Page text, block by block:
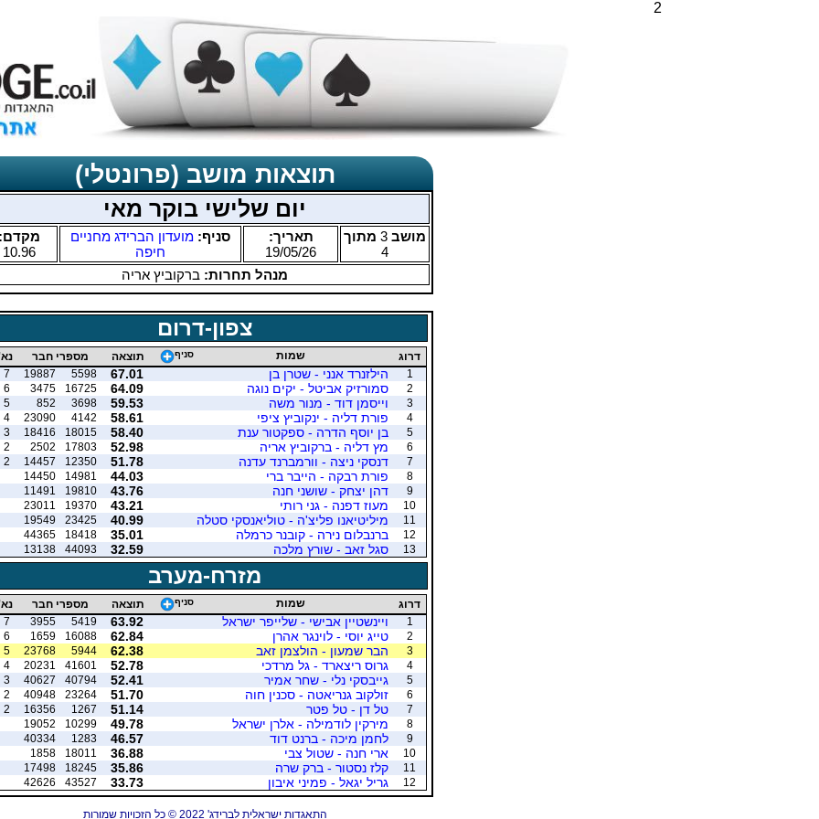
2
תוצאות מושב (פרונטלי)
יום שלישי בוקר מאי
מושב 3 מתוך
4
תאריך:
19/05/26
סניף: מועדון הברידג מחניים
חיפה
מקדם:
10.96
מנהל תחרות: ברקוביץ אריה
צפון-דרום
דרוג שמות סניף תוצאה מספרי חבר
1
הילזנרד אנני - שטרן בן 67.01
5598
19887
7
2
סמורזיק אביטל - יקים נוגה 64.09
16725
3475
6
3
וייסמן דוד - מנור משה 59.53
3698
852
5
4
פורת דליה - ינקוביץ ציפי 58.61
4142
23090
4
5
בן יוסף הדרה - ספקטור ענת 58.40
18015
18416
3
6
מץ דליה - ברקוביץ אריה 52.98
17803
2502
2
7
דנסקי ניצה - וורמברנד עדנה 51.78
12350
14457
2
8
פורת רבקה - הייבר ברי 44.03
14981
14450
9
דהן יצחק - שושני חנה 43.76
19810
11491
10
מעוז דפנה - גני רותי 43.21
19370
23011
11
מיליטיאנו פליצ'ה - טוליאנסקי סטלה 40.99
23425
19549
12
ברנבלום נירה - קובנר כרמלה 35.01
18418
44365
13
סגל זאב - שורץ מלכה 32.59
44093
13138
מזרח-מערב
דרוג שמות סניף תוצאה מספרי חבר
1
ויינשטיין אבישי - שלייפר ישראל 63.92
5419
3955
7
2
טייג יוסי - לוינגר אהרן 62.84
16088
1659
6
3
הבר שמעון - הולצמן זאב 62.38
5944
23768
5
4
גרוס ריצארד - גל מרדכי 52.78
41601
20231
4
5
גייבסקי נלי - שחר אמיר 52.41
40794
40627
3
6
זולקוב גנריאטה - סכנין חוה 51.70
23264
40948
2
7
טל דן - טל פטר 51.14
1267
16356
2
8
מירקין לודמילה - אלרן ישראל 49.78
10299
19052
9
לחמן מיכה - ברנט דוד 46.57
1283
40334
10
ארי חנה - שטול צבי 36.88
18011
1858
11
קלז נסטור - ברק שרה 35.86
18245
17498
12
גריל יגאל - פמיני איבון 33.73
43527
42626
התאגדות ישראלית לברידג' 2022 © כל הזכויות שמורות